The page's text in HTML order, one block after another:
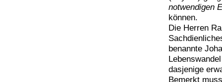
notwendigen
können.
Die Herren
benannte
dasjenige
Bemerkt